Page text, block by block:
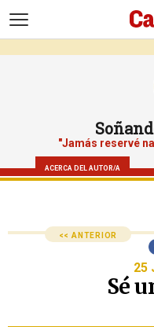
"Jamás reservé
ACERCA DEL AUTOR/A
<< ANTERIOR
25
Sé